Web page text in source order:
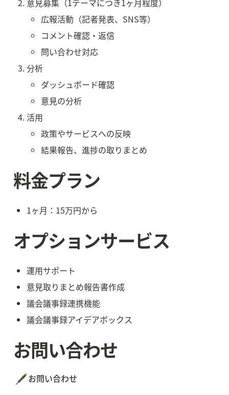
広報活動（記者発表、SNS等）
コメント確認・返信
問い合わせ対応
分析
ダッシュボード確認
意見の分析
活用
政策やサービスへの反映
結果報告、進捗の取りまとめ
料金プラン
1ヶ月：15万円から
オプションサービス
運用サポート
意見取りまとめ報告書作成
議会議事録連携機能
議会議事録アイデアボックス
お問い合わせ
🖋️お問い合わせ